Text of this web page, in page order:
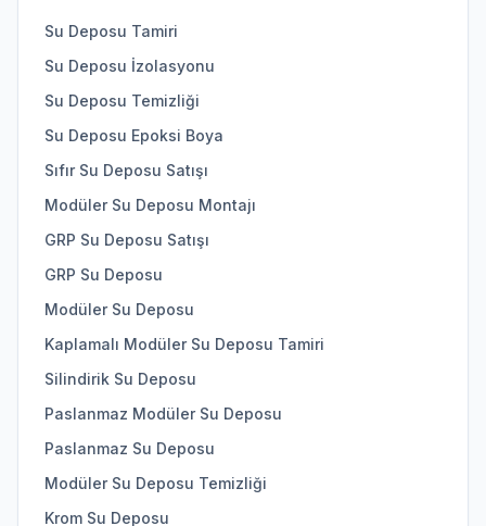
Su Deposu Tamiri
Su Deposu İzolasyonu
Su Deposu Temizliği
Su Deposu Epoksi Boya
Sıfır Su Deposu Satışı
Modüler Su Deposu Montajı
GRP Su Deposu Satışı
GRP Su Deposu
Modüler Su Deposu
Kaplamalı Modüler Su Deposu Tamiri
Silindirik Su Deposu
Paslanmaz Modüler Su Deposu
Paslanmaz Su Deposu
Modüler Su Deposu Temizliği
Krom Su Deposu